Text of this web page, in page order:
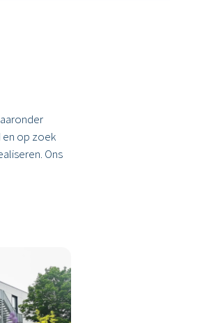
en op zoek
Ons